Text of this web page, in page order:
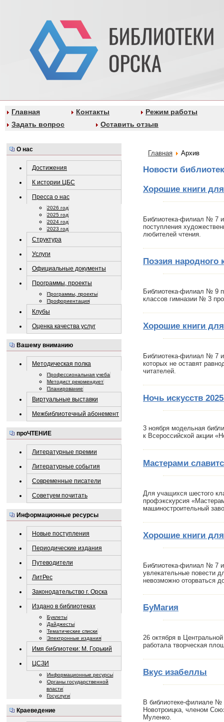
Главная Контакты
Режим работы
Задать вопрос
Оставить отзыв
О нас
Достижения
К истории ЦБС
Пресса о нас
2026 год
2025 год
2024 год
2023 год
Структура
Услуги
Официальные документы
Программы, проекты
Программы, проекты
Профориентация
Клубы
Оценка качества услуг
Вашему вниманию
Методическая полка
Профессиональная учеба
Методист рекомендует
Планирование
Виртуальные выставки
Межбиблиотечный абонемент
проЧТЕНИЕ
Литературные премии
Литературные события
Современные писатели
Советуем почитать
Информационные ресурсы
Новые поступления
Периодические издания
Путеводители
ЛитРес
Законодательство г. Орска
Издано в библиотеках
Буклеты
Дайджесты
Тематические списки
Электронные издания
Имя библиотеки: М. Горький
ЦСЗИ
Информационные ресурсы
Органы государственной
власти
Госуслуги
Краеведение
Главная Архив
Новости
Хорошие книги
Библиотека-филиал № 7
поступления
любителей чтения.
Поэзия народного
Библиотека-филиал № 9
классов гимназии № 3
Хорошие книги
Библиотека-филиал № 7
которых не оставят
читателей.
Ночь искусств
3 ноября модельная
к Всероссийской акции
Мастерами
Для учащихся шестого
профэкскурсия
машиностроительный
Хорошие книги
Библиотека-филиал № 7
увлекательные повести
невозможно оторваться
БуМагия
26 октября в
работала творческая
Вкус изабеллы
В библиотеке-филиале №
Новотроицка, членом
Муленко.